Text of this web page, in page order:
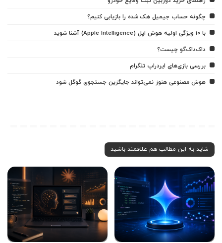
چگونه حساب جیمیل هک شده را بازیابی کنیم؟
با ۱۰ ویژگی اولیه هوش اپل (Apple Intelligence) آشنا شوید
داک‌داک‌گو چیست؟
بررسی بازی‌های ایردراپ تلگرام
هوش مصنوعی هنوز نمی‌تواند جایگزین جستجوی گوگل شود
شاید به این مطالب هم علاقمند باشید